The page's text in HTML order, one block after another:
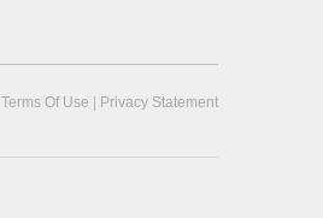
Terms Of Use | Privacy Statement